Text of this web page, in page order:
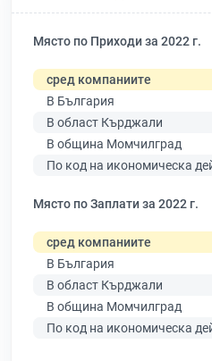
Място по Приходи за 2022 г.
сред компаниите
В България
В област Кърджали
В община Момчилград
По код на икономическа
Място по Заплати за 2022 г.
сред компаниите
В България
В област Кърджали
В община Момчилград
По код на икономическа